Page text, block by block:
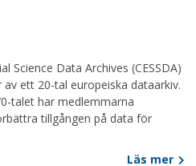
Science Data Archives (CESSDA)
ett 20-tal europeiska dataarkiv.
talet har medlemmarna
tillgången på data för
Läs mer